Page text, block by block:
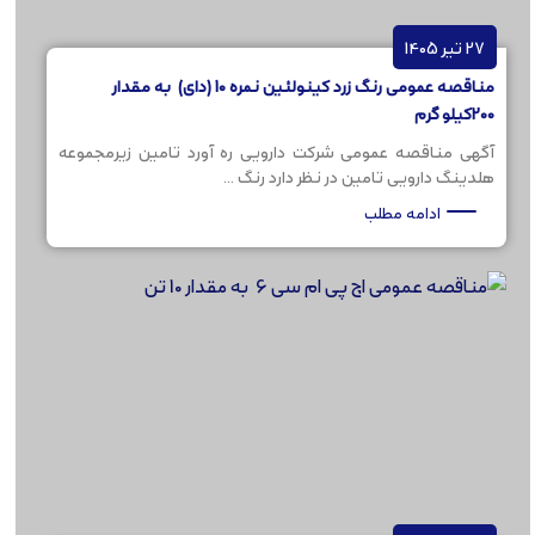
27 تیر 1405
مناقصه عمومی رنگ زرد کینولئین نمره 10 (دای) به مقدار
200کیلو گرم
آگهی مناقصه عمومی شرکت دارویی ره آورد تامین زیرمجموعه
هلدینگ دارویی تامین در نظر دارد رنگ ...
ادامه مطلب